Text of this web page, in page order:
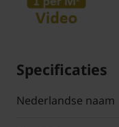
Specificaties
Nederlandse naam